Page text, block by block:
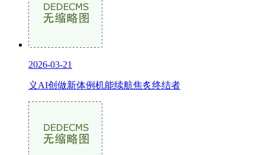
2026-03-21
义AI创做新体例机能续航焦炙终结者